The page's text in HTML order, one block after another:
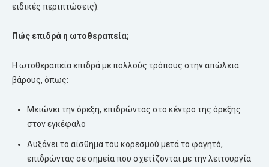
ειδικές περιπτώσεις).
Πώς επιδρά η ωτοθεραπεία;
Η ωτοθεραπεία επιδρά με πολλούς τρόπους στην απώλεια
βάρους, όπως:
Μειώνει την όρεξη, επιδρώντας στο κέντρο της όρεξης
στον εγκέφαλο
Αυξάνει το αίσθημα του κορεσμού μετά το φαγητό,
επιδρώντας σε σημεία που σχετίζονται με την λειτουργία